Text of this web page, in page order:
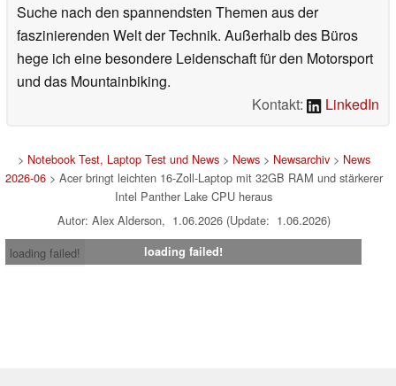
Suche nach den spannendsten Themen aus der
faszinierenden Welt der Technik. Außerhalb des Büros
hege ich eine besondere Leidenschaft für den Motorsport
und das Mountainbiking.
Kontakt:
LinkedIn
> Notebook Test, Laptop Test und News> News> Newsarchiv> News
2026-06> Acer bringt leichten 16-Zoll-Laptop mit 32GB RAM und stärkerer
Intel Panther Lake CPU heraus
Autor: Alex Alderson, 1.06.2026 (Update: 1.06.2026)
loading failed!
loading failed!